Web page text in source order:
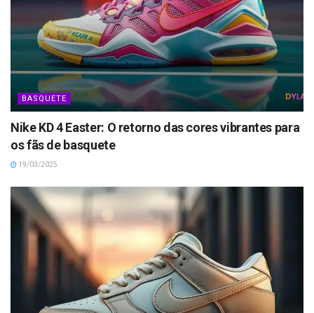
BASQUETE
Nike KD 4 Easter: O retorno das cores vibrantes para
os fãs de basquete
19/03/2025